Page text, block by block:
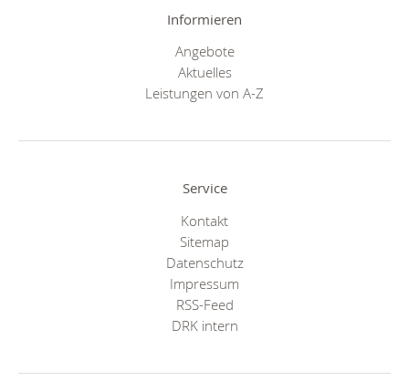
Informieren
Angebote
Aktuelles
Leistungen von A-Z
Service
Kontakt
Sitemap
Datenschutz
Impressum
RSS-Feed
DRK intern